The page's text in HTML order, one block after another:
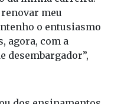
o entusiasmo
agora, com a
de sua trajetória.